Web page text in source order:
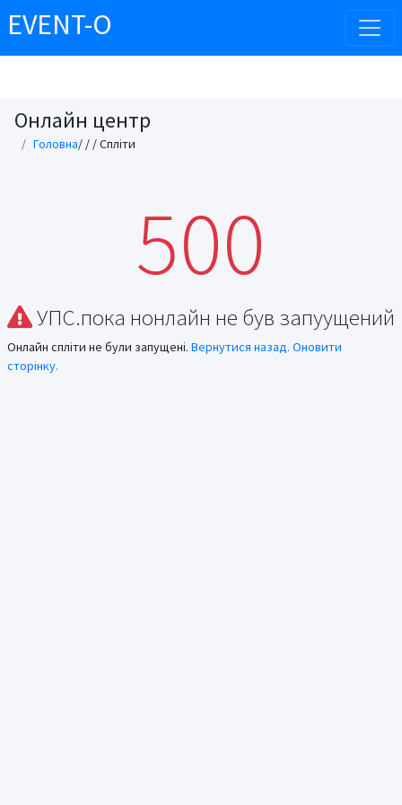
EVENT-O
Онлайн центр
Головна/ / / Спліти
500
УПС.пока нонлайн не був запуущений
Онлайн спліти не були запущені. Вернутися назад. Оновити
сторінку.